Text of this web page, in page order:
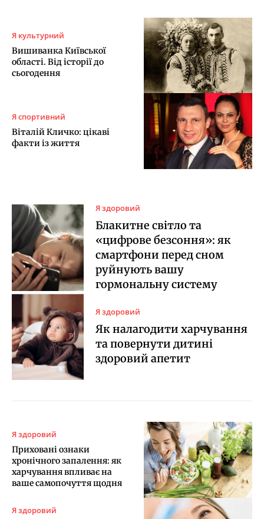
Я культурний
Вишиванка Київської
області. Від історії до
сьогодення
Я спортивний
Віталій Кличко: цікаві
факти із життя
Я здоровий
Блакитне світло та
«цифрове безсоння»: як
смартфони перед сном
руйнують вашу
гормональну систему
Я здоровий
Як налагодити харчування
та повернути дитині
здоровий апетит
Я здоровий
Приховані ознаки
хронічного запалення: як
харчування впливає на
ваше самопочуття щодня
Я здоровий